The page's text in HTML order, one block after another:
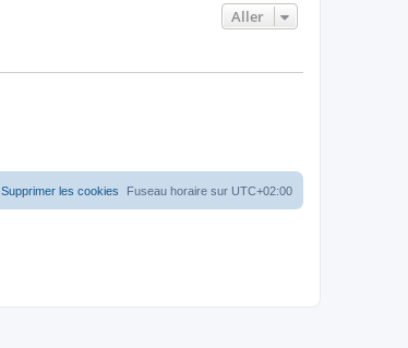
Aller
Fuseau horaire sur UTC+02:00
Supprimer les cookies